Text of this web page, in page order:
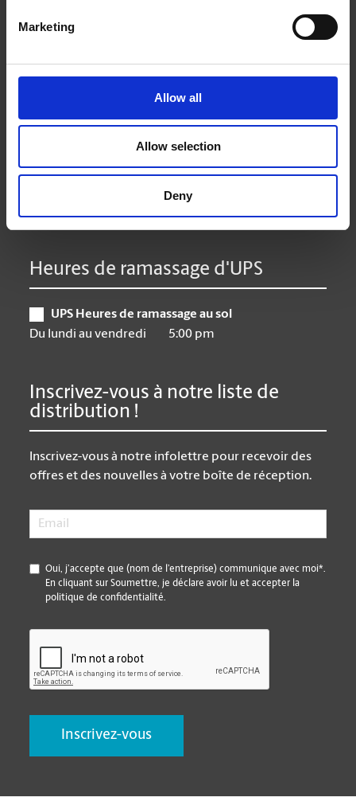
Marketing
Allow all
Allow selection
Deny
9:00 am - 6:30 pm
9:00 am - 6:30 pm
Vendredi
9:00 am - 6:30 pm
10:00 am - 3:00 pm
Heures de ramassage d'UPS
UPS Heures de ramassage au sol
Du lundi au vendredi
5:00 pm
Inscrivez-vous à notre liste de
distribution !
Inscrivez-vous à notre infolettre pour recevoir des
offres et des nouvelles à votre boîte de réception.
Email
*
Oui, j’accepte que (nom de l’entreprise) communique avec moi*.
En cliquant sur Soumettre, je déclare avoir lu et accepter la
politique de confidentialité.